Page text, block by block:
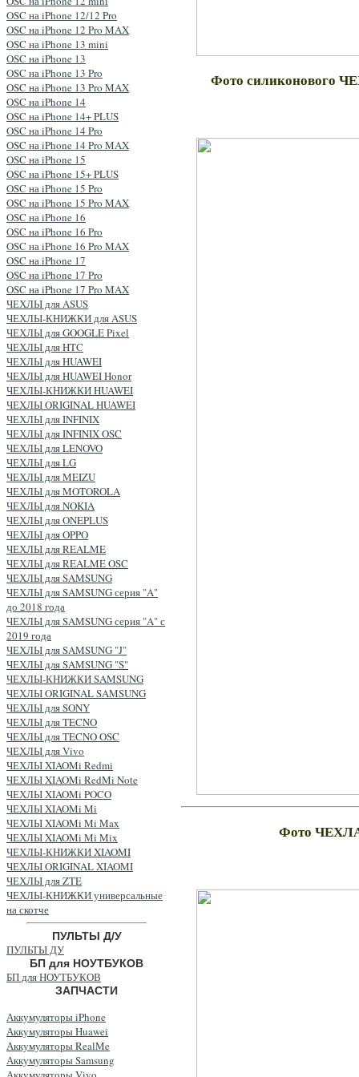
OSC на iPhone 12/12 Pro
OSC на iPhone 12 Pro MAX
OSC на iPhone 13 mini
OSC на iPhone 13
OSC на iPhone 13 Pro
OSC на iPhone 13 Pro MAX
OSC на iPhone 14
OSC на iPhone 14+ PLUS
OSC на iPhone 14 Pro
OSC на iPhone 14 Pro MAX
OSC на iPhone 15
OSC на iPhone 15+ PLUS
OSC на iPhone 15 Pro
OSC на iPhone 15 Pro MAX
OSC на iPhone 16
OSC на iPhone 16 Pro
OSC на iPhone 16 Pro MAX
OSC на iPhone 17
OSC на iPhone 17 Pro
OSC на iPhone 17 Pro MAX
ЧЕХЛЫ для ASUS
ЧЕХЛЫ-КНИЖКИ для ASUS
ЧЕХЛЫ для GOOGLE Pixel
ЧЕХЛЫ для HTC
ЧЕХЛЫ для HUAWEI
ЧЕХЛЫ для HUAWEI Honor
ЧЕХЛЫ-КНИЖКИ HUAWEI
ЧЕХЛЫ ORIGINAL HUAWEI
ЧЕХЛЫ для INFINIX
ЧЕХЛЫ для INFINIX OSC
ЧЕХЛЫ для LENOVO
ЧЕХЛЫ для LG
ЧЕХЛЫ для MEIZU
ЧЕХЛЫ для MOTOROLA
ЧЕХЛЫ для NOKIA
ЧЕХЛЫ для ONEPLUS
ЧЕХЛЫ для OPPO
ЧЕХЛЫ для REALME
ЧЕХЛЫ для REALME OSC
ЧЕХЛЫ для SAMSUNG
ЧЕХЛЫ для SAMSUNG серия "A"
до 2018 года
ЧЕХЛЫ для SAMSUNG серия "A" с
2019 года
ЧЕХЛЫ для SAMSUNG "J"
ЧЕХЛЫ для SAMSUNG "S"
ЧЕХЛЫ-КНИЖКИ SAMSUNG
ЧЕХЛЫ ORIGINAL SAMSUNG
ЧЕХЛЫ для SONY
ЧЕХЛЫ для TECNO
ЧЕХЛЫ для TECNO OSC
ЧЕХЛЫ для Vivo
ЧЕХЛЫ XIAOMi Redmi
ЧЕХЛЫ XIAOMi RedMi Note
ЧЕХЛЫ XIAOMi POCO
ЧЕХЛЫ XIAOMi Mi
ЧЕХЛЫ XIAOMi Mi Max
ЧЕХЛЫ XIAOMi Mi Mix
ЧЕХЛЫ-КНИЖКИ XIAOMI
ЧЕХЛЫ ORIGINAL XIAOMI
ЧЕХЛЫ для ZTE
ЧЕХЛЫ-КНИЖКИ универсальные
на скотче
ПУЛЬТЫ Д/У
ПУЛЬТЫ ДУ
БП для НОУТБУКОВ
БП для НОУТБУКОВ
ЗАПЧАСТИ
Аккумуляторы iPhone
Аккумуляторы Huawei
Аккумуляторы RealMe
Аккумуляторы Samsung
Фото силиконового
Фото